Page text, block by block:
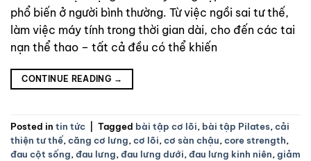
phổ biến ở người bình thường. Từ việc ngồi sai tư thế,
làm việc máy tính trong thời gian dài, cho đến các tai
nạn thể thao – tất cả đều có thể khiến
CONTINUE READING →
Posted in tin tức Tagged bài tập cơ lõi, bài tập Pilates,cải
thiện tư thế,căng cơ lưng,cơ lõi,cơ sàn chậu,core strength,
đau cột sống,đau lưng,đau lưng dưới,đau lưng kinh niên,giảm